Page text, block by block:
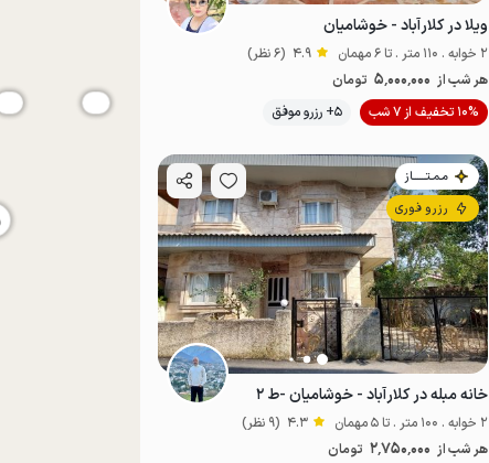
لوکس و مجلل موقعیت در نقشه
ویلا در کلارآباد - خوشامیان
2 خوابه . 110 متر . تا 6 مهمان 4.9 (6 نظر)
هر شب از 5٬000٬000 تومان
10% تخفیف از 7 شب
5+ رزرو موفق موقعیت در نقشه
مـمـتــــــاز
رزرو فوری
خانه مبله در کلارآباد - خوشامیان -ط ۲
2 خوابه . 100 متر . تا 5 مهمان 4.3 (9 نظر)
هر شب از 2٬750٬000 تومان